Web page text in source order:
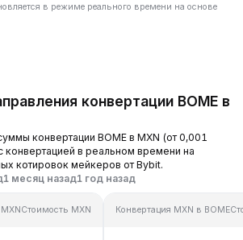
в режиме реального времени на основе
конвертации BOME в
конвертации BOME в MXN (от 0,001
конвертацией в реальном времени на
котировок мейкеров от Bybit.
1 месяц назад1 год назад
Стоимость MXN Конвертация MXN в BOME